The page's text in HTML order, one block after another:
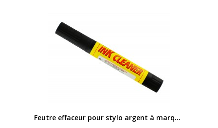
APERÇU RAPIDE Feutre effaceur pour stylo argent à marquer le cuir